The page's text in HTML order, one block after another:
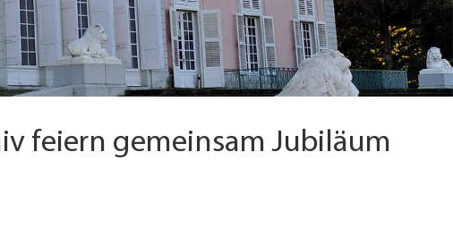
feiern gemeinsam Jubiläum